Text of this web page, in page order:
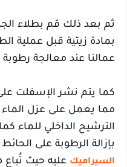
ثم بعد ذلك قم بطلاء
بمادة زيتية قبل عملية
عمالنا عند معالجة رطوبة
كما يتم نشر الإسفلت
مما يعمل على عزل
الترشيح الداخلي للماء
بإزالة الرطوبة على
السيراميك عليه حيث تُباع